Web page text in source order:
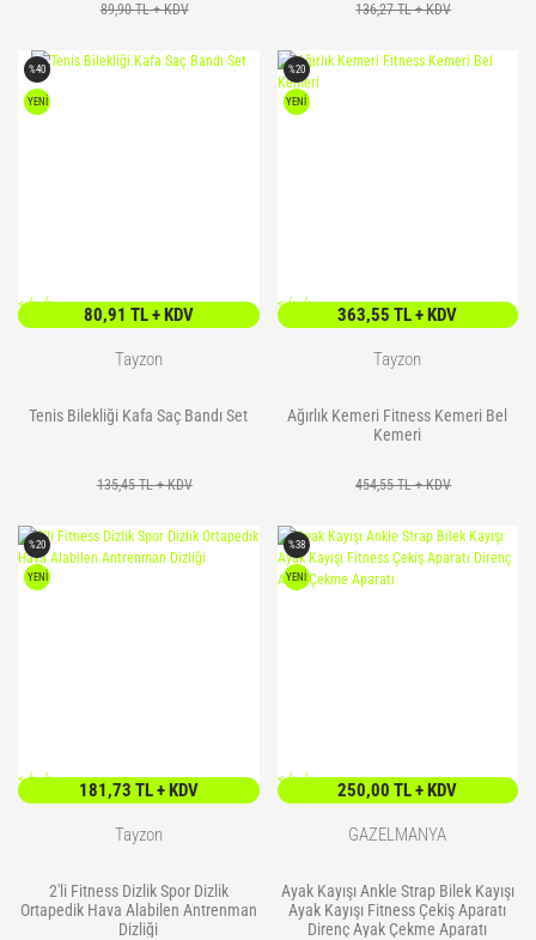
89,90 TL + KDV 136,27 TL + KDV
%40
YENİ
</> />
80,91 TL + KDV
Tayzon
Tenis Bilekliği Kafa Saç Bandı Set
135,45 TL + KDV
%20
YENİ
</> />
363,55 TL + KDV
Tayzon
Ağırlık Kemeri Fitness Kemeri Bel
Kemeri
454,55 TL + KDV
%20
YENİ
</> />
181,73 TL + KDV
Tayzon
2'li Fitness Dizlik Spor Dizlik
Ortapedik Hava Alabilen Antrenman
Dizliği
%38
YENİ
</> />
250,00 TL + KDV
GAZELMANYA
Ayak Kayışı Ankle Strap Bilek Kayışı
Ayak Kayışı Fitness Çekiş Aparatı
Direnç Ayak Çekme Aparatı